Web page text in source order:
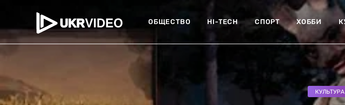
ОБЩЕСТВО HI-TECH СПОРТ ХОББИ
КУЛЬТУРА